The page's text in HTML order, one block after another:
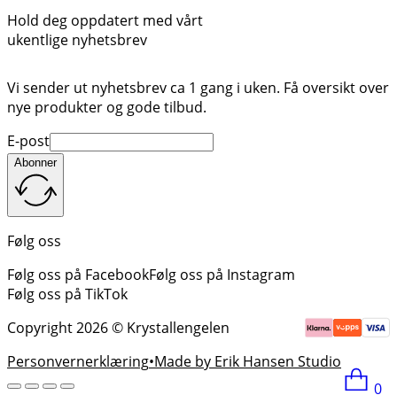
Hold deg oppdatert med vårt
ukentlige nyhetsbrev
Vi sender ut nyhetsbrev ca 1 gang i uken. Få oversikt over
nye produkter og gode tilbud.
E-post
Abonner
Følg oss
Følg oss på FacebookFølg oss på Instagram
Følg oss på TikTok
Copyright 2026 © Krystallengelen
Personvernerklæring Made by Erik Hansen Studio
0